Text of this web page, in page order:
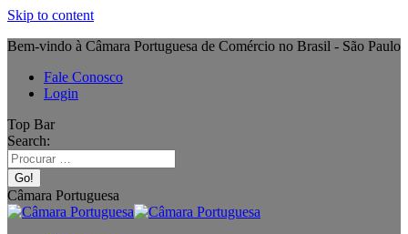
Skip to content
Bem-vindo à Câmara Portuguesa de Comércio no Brasil - São Paulo
Fale Conosco
Login
Top Bar
Search:
Câmara Portuguesa